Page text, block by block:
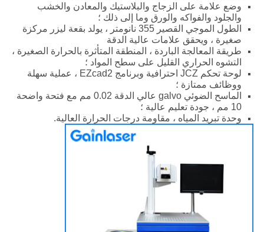
وضع علامة على الزجاج والبلاستيك والمعادن والخشب
والجلود والفواكه والورق وما إلى ذلك ؛
الطول الموجي القصير 355 نانومتر ، يولد بقعة ليزر مركزة
صغيرة ، ويحقق علامات عالية الدقة
طريقة المعالجة الباردة ، المنطقة المتأثرة بالحرارة الصغيرة ،
التشوه الحراري القليل على سطح المواد ؛
لوحة تحكم JCZ احترافية وبرنامج EZcad2 ، عملية سهلة
ووظائف ممتازة ؛
الماسح الضوئي galvo عالي الدقة 0.02 مم مع فتحة واضحة
10 مم ، جودة تعليم عالية ؛
وحدة تبريد المياه ، مقاومة درجات الحرارة العالية.